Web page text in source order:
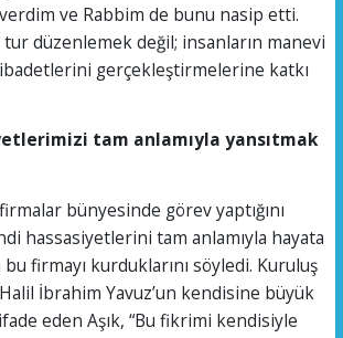
ve Rabbim de bunu nasip etti.
tur düzenlemek değil; insanların manevi
gerçekleştirmelerine katkı
tam anlamıyla yansıtmak
bünyesinde görev yaptığını
hassasiyetlerini tam anlamıyla hayata
firmayı kurduklarını söyledi. Kuruluş
İbrahim Yavuz’un kendisine büyük
eden Aşık, “Bu fikrimi kendisiyle